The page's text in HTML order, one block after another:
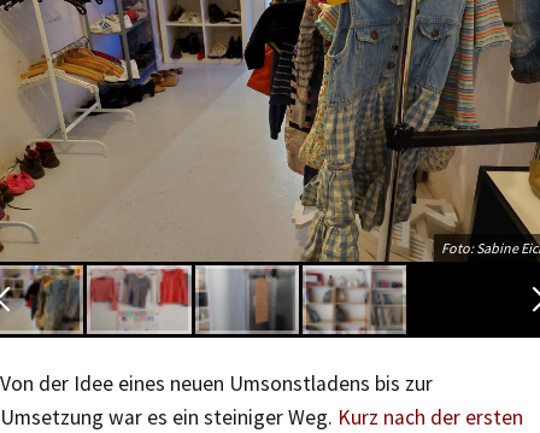
Foto: Sabine
Von der Idee eines neuen Umsonstladens bis zur
Umsetzung war es ein steiniger Weg. Kurz nach der ersten